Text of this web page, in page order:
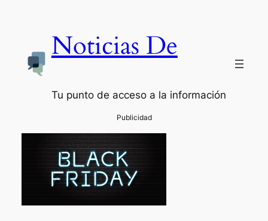
Noticias De
Tu punto de acceso a la información